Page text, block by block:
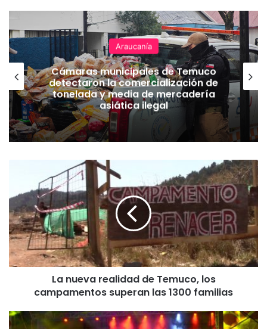
Araucanía
Cámaras municipales de Temuco
detectaron la comercialización de
tonelada y media de mercadería
asiática ilegal
e
v
a
r
e
d
La nueva realidad de Temuco, los
campamentos superan las 1300 familias
P